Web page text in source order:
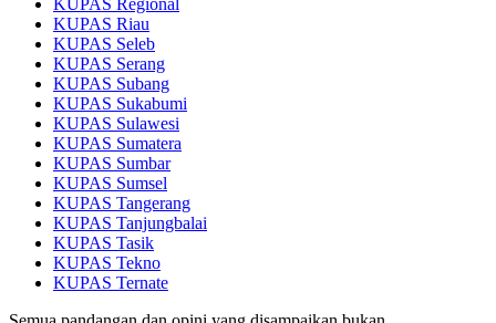
KUPAS Riau
KUPAS Seleb
KUPAS Serang
KUPAS Subang
KUPAS Sukabumi
KUPAS Sulawesi
KUPAS Sumatera
KUPAS Sumbar
KUPAS Sumsel
KUPAS Tangerang
KUPAS Tanjungbalai
KUPAS Tasik
KUPAS Tekno
KUPAS Ternate